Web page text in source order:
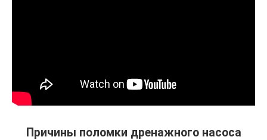
Причины поломки дренажного насоса